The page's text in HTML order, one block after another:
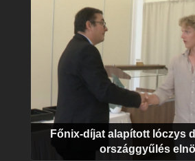
Főnix-díjat alapított lóczys
országgyűlés